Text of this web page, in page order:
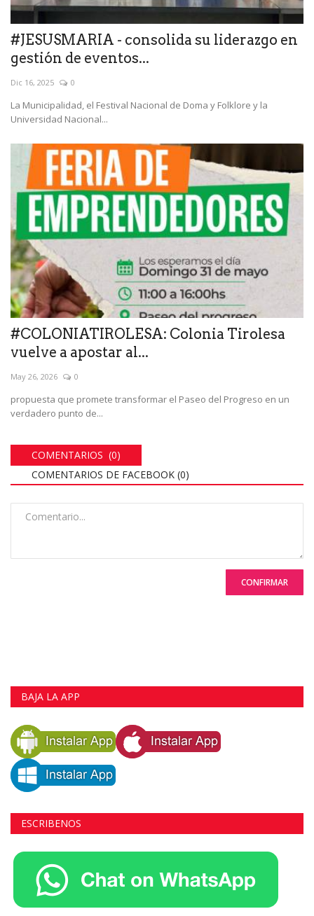
#JESUSMARIA - consolida su liderazgo en
gestión de eventos...
Dic 16, 2025 0
La Municipalidad, el Festival Nacional de Doma y Folklore y la
Universidad Nacional...
#COLONIATIROLESA: Colonia Tirolesa
vuelve a apostar al...
May 26, 2026 0
propuesta que promete transformar el Paseo del Progreso en un
verdadero punto de...
COMENTARIOS (0)
COMENTARIOS DE FACEBOOK (0)
CONFIRMAR
BAJA LA APP
ESCRIBENOS